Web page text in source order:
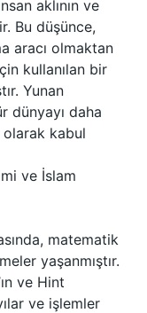
aklının ve
Bu düşünce,
aracı olmaktan
kullanılan bir
Yunan
dünyayı daha
olarak kabul
ve İslam
matematik
yaşanmıştır.
ve Hint
ve işlemler